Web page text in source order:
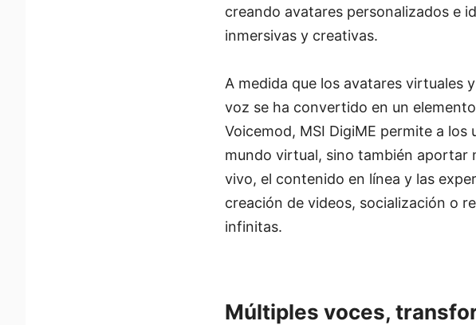
creando avatares personalizados e
inmersivas y creativas.
A medida que los avatares virtuales
voz se ha convertido en un
Voicemod, MSI DigiME permite a los
mundo virtual, sino también aportar
vivo, el contenido en línea y las
creación de videos, socialización o
infinitas.
Múltiples voces,